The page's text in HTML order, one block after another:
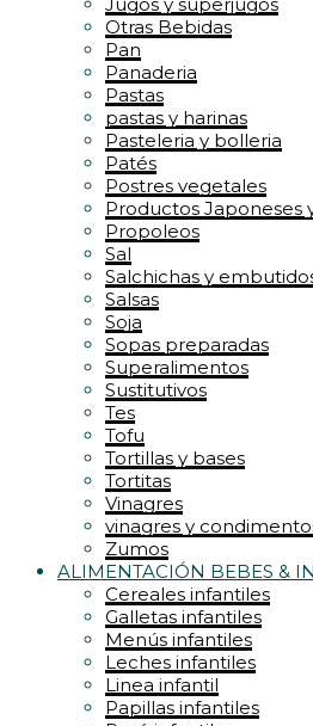
Otras Bebidas
Pan
Panaderia
Pastas
pastas y harinas
Pasteleria y bolleria
Patés
Postres vegetales
Productos Japoneses
Propoleos
Sal
Salchichas y
Salsas
Soja
Sopas preparadas
Superalimentos
Sustitutivos
Tes
Tofu
Tortillas y bases
Tortitas
Vinagres
vinagres y
Zumos
ALIMENTACIÓN BEBES &
Cereales infantiles
Galletas infantiles
Menús infantiles
Leches infantiles
Linea infantil
Papillas infantiles